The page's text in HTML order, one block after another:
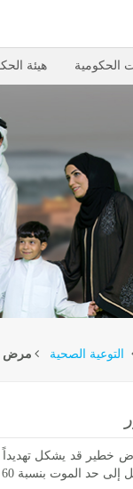
الحكومية هيئة
التوعية الصحية مرض
خطير قد يشكل تهديداً
الموت بنسبة 60 ٪ من الحالات.